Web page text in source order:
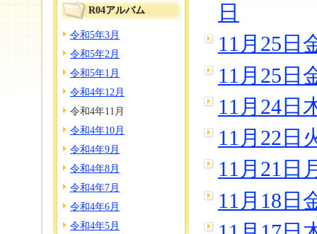
R04アルバム
令和5年3月
令和5年2月
令和5年1月
令和4年12月
令和4年11月
令和4年10月
令和4年9月
令和4年8月
令和4年7月
令和4年6月
令和4年5月
日
11月25
11月25
11月24
11月22
11月21
11月18